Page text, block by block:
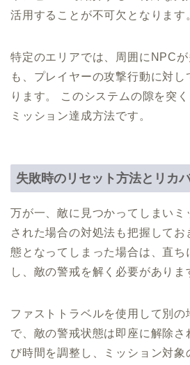
活用することが不可欠となります
特定のエリアでは、周囲にNPC
も、プレイヤーの攻撃行動に対し
ります。 このシステムの隙を突
ミッション達成方法です。
失敗時のリセット方法とリカ
万が一、敵に見つかってしまいミ
された場合の対処法も把握してお
態となってしまった場合は、直ち
し、敵の警戒を解く必要がありま
ファストトラベルを使用して別の
で、敵の警戒状態は即座に解除
び時間を調整し、ミッション対象